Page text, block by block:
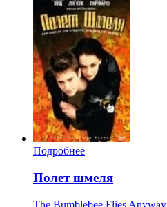
Подробнее
Полет шмеля
The Bumblebee Flies Anyway